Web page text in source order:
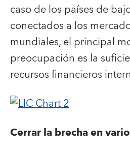
caso de los países de
conectados a los
mundiales, el principal
preocupación es la
recursos financieros
Cerrar la brecha en